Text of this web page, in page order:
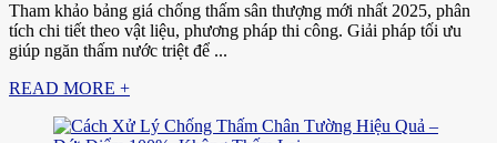
Tham khảo bảng giá chống thấm sân thượng mới nhất 2025, phân
tích chi tiết theo vật liệu, phương pháp thi công. Giải pháp tối ưu
giúp ngăn thấm nước triệt để ...
READ MORE +